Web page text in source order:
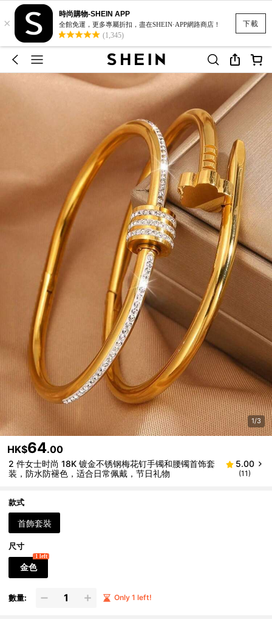
下載
×
時尚購物-SHEIN APP
全館免運，更多專屬折扣，盡在SHEIN·APP網路商店！
(1,345)
1/3
HK$64.00
2 件女士时尚 18K 镀金不锈钢梅花钉手镯和腰镯首饰套
装，防水防褪色，适合日常佩戴，节日礼物
5.00
(11)
款式
首飾套裝
尺寸
金色
1 left
數量: Only 1 left!